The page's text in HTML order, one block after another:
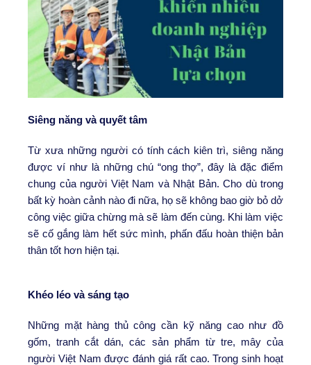
Siêng năng và quyết tâm
Từ xưa những người có tính cách kiên trì, siêng năng
được ví như là những chú “ong thợ”, đây là đặc điểm
chung của người Việt Nam và Nhật Bản. Cho dù trong
bất kỳ hoàn cảnh nào đi nữa, họ sẽ không bao giờ bỏ dở
công việc giữa chừng mà sẽ làm đến cùng. Khi làm việc
sẽ cố gắng làm hết sức mình, phấn đấu hoàn thiện bản
thân tốt hơn hiện tại.
Khéo léo và sáng tạo
Những mặt hàng thủ công cần kỹ năng cao như đồ
gốm, tranh cắt dán, các sản phẩm từ tre, mây của
người Việt Nam được đánh giá rất cao. Trong sinh hoạt